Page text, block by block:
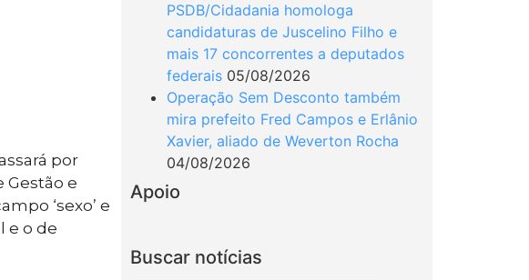
por
e
‘sexo’ e
e o de
PSDB/Cidadania homologa
candidaturas de Juscelino Filho e
mais 17 concorrentes a deputados
federais 05/08/2026
Operação Sem Desconto também
mira prefeito Fred Campos e Erlânio
Xavier, aliado de Weverton Rocha
04/08/2026
Apoio
Buscar notícias